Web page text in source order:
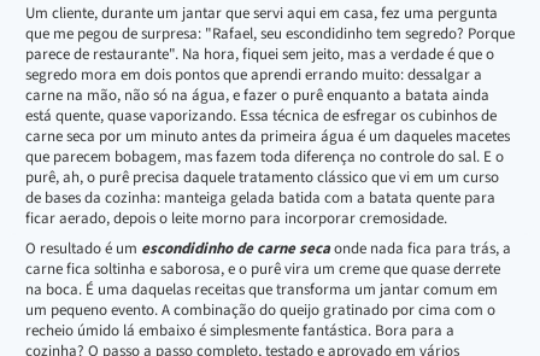
Um cliente, durante um jantar que servi aqui em casa, fez uma pergunta
que me pegou de surpresa: "Rafael, seu escondidinho tem segredo? Porque
parece de restaurante". Na hora, fiquei sem jeito, mas a verdade é que o
segredo mora em dois pontos que aprendi errando muito: dessalgar a
carne na mão, não só na água, e fazer o purê enquanto a batata ainda
está quente, quase vaporizando. Essa técnica de esfregar os cubinhos de
carne seca por um minuto antes da primeira água é um daqueles macetes
que parecem bobagem, mas fazem toda diferença no controle do sal. E o
purê, ah, o purê precisa daquele tratamento clássico que vi em um curso
de bases da cozinha: manteiga gelada batida com a batata quente para
ficar aerado, depois o leite morno para incorporar cremosidade.
O resultado é um escondidinho de carne secaonde nada fica para trás, a
carne fica soltinha e saborosa, e o purê vira um creme que quase derrete
na boca. É uma daquelas receitas que transforma um jantar comum em
um pequeno evento. A combinação do queijo gratinado por cima com o
recheio úmido lá embaixo é simplesmente fantástica. Bora para a
cozinha? O passo a passo completo, testado e aprovado em vários